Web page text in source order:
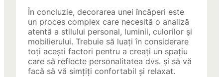
În concluzie, decorarea unei încăperi este
un proces complex care necesită o analiză
atentă a stilului personal, luminii, culorilor și
mobilierului. Trebuie să luați în considerare
toți acești factori pentru a creați un spațiu
care să reflecte personalitatea dvs. și să vă
facă să vă simțiți confortabil și relaxat.